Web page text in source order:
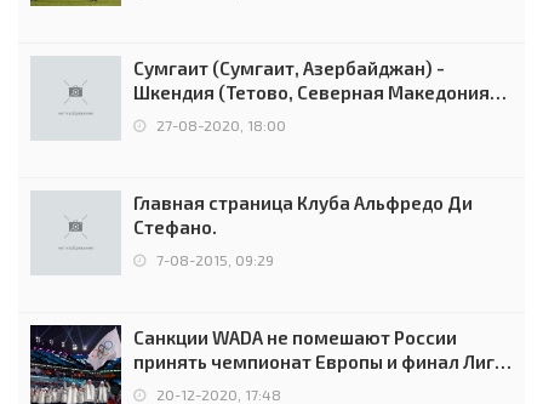
Сумгаит (Сумгаит, Азербайджан) -
Шкендия (Тетово, Северная Македония) -
0:2 (0:0)
27-08-2020, 18:00
Главная страница Клуба Альфредо Ди
Стефано.
7-08-2015, 09:29
Санкции WADA не помешают России
принять чемпионат Европы и финал Лиги
чемпионов.
20-12-2020, 17:48